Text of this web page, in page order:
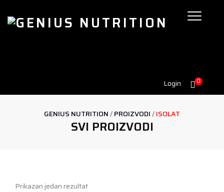
0
Login
GENIUS NUTRITION/PROIZVODI/ISOLAT
SVI PROIZVODI
Prikazan jedan rezultat